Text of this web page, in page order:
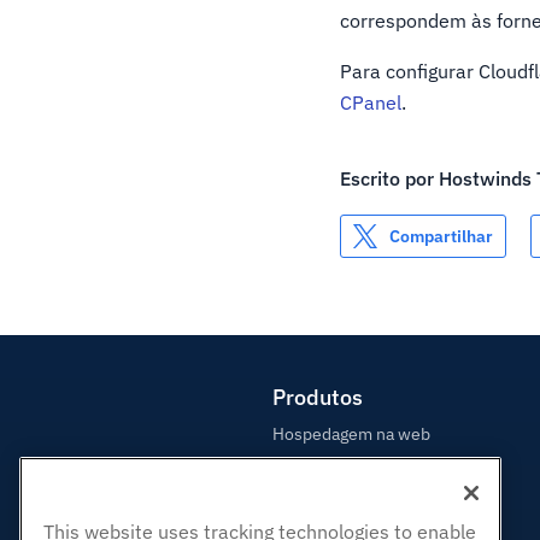
correspondem às
Para configurar
CPanel.
Escrito por Hostwinds
Compartilhar
Produtos
Hospedagem na web
Revendedor com etiqueta em
This website uses tracking technologies to enable